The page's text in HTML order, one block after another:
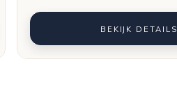
BEKIJK DETAILS